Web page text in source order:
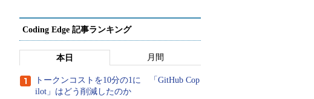
Coding Edge 記事ランキング
本日 月間
トークンコストを10分の1に 「GitHub Cop
ilot」はどう削減したのか